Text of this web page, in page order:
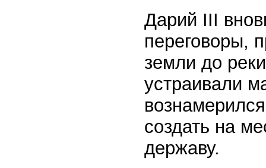
Дарий III
переговоры,
земли до
устраивали
создать на
державу.